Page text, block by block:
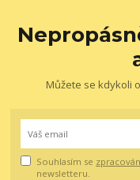
Můžete se kdykoli
Souhlasím se
newsletteru.